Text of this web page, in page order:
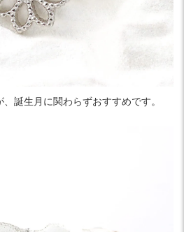
誕生月に関わらずおすすめです。